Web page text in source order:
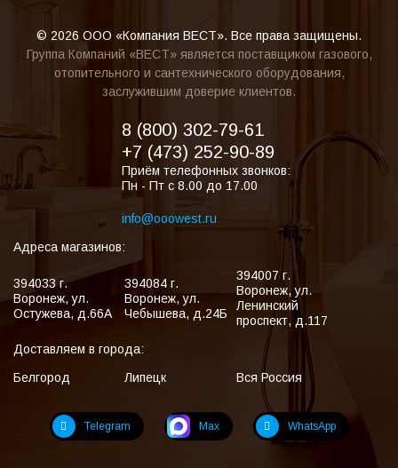
© 2026 ООО «Компания ВЕСТ». Все права защищены.
Группа Компаний «ВЕСТ» является поставщиком газового,
отопительного и сантехнического оборудования,
заслужившим доверие клиентов.
8 (800) 302-79-61
+7 (473) 252-90-89
Приём телефонных звонков:
Пн - Пт с 8.00 до 17.00
info@ooowest.ru
Адреса магазинов:
394033 г.
Воронеж,ул.
Остужева, д.66А
394084 г.
Воронеж,ул.
Чебышева, д.24Б
394007 г.
Воронеж,ул.
Ленинский
проспект, д.117
Доставляем в города:
Белгород
Липецк Вся Россия
Telegram Max WhatsApp